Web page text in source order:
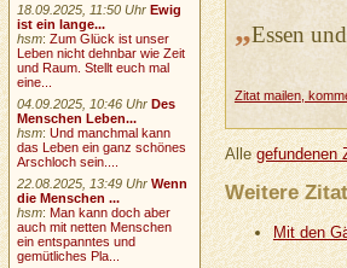
„Essen
Zitat mailen,
Allegefundenen
Weitere
Mit den
18.09.2025, 11:50 Uhr Ewig
ist ein lange...
hsm:Zum Glück ist unser
Leben nicht dehnbar wie Zeit
und Raum. Stellt euch mal
eine...
04.09.2025, 10:46 Uhr Des
Menschen Leben...
hsm:Und manchmal kann
das Leben ein ganz schönes
Arschloch sein....
22.08.2025, 13:49 Uhr Wenn
die Menschen ...
hsm:Man kann doch aber
auch mit netten Menschen
ein entspanntes und
gemütliches Pla...